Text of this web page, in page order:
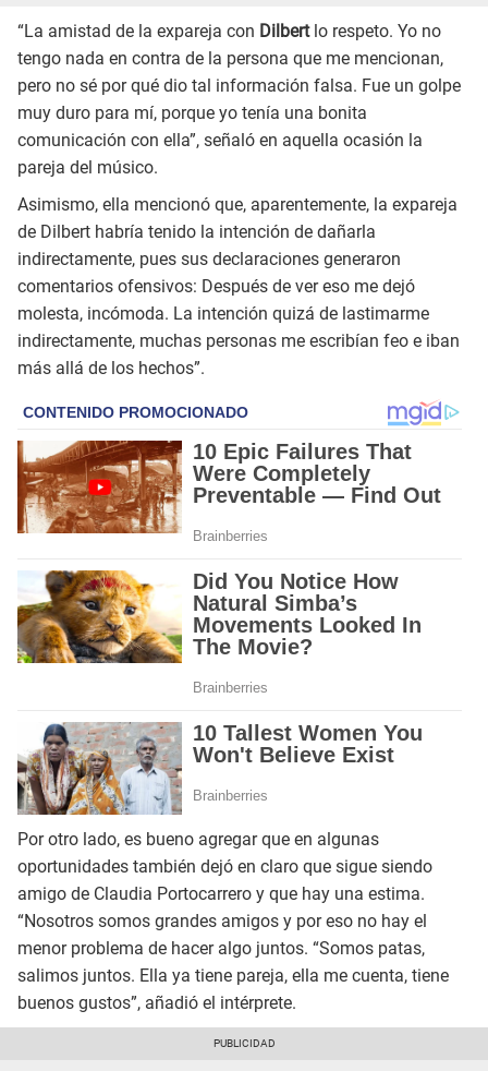
“La amistad de la expareja con Dilbertlo respeto. Yo no
tengo nada en contra de la persona que me mencionan,
pero no sé por qué dio tal información falsa. Fue un golpe
muy duro para mí, porque yo tenía una bonita
comunicación con ella”, señaló en aquella ocasión la
pareja del músico.
Asimismo, ella mencionó que, aparentemente, la expareja
de Dilbert habría tenido la intención de dañarla
indirectamente, pues sus declaraciones generaron
comentarios ofensivos: Después de ver eso me dejó
molesta, incómoda. La intención quizá de lastimarme
indirectamente, muchas personas me escribían feo e iban
más allá de los hechos”.
Por otro lado, es bueno agregar que en algunas
oportunidades también dejó en claro que sigue siendo
amigo de Claudia Portocarrero y que hay una estima.
“Nosotros somos grandes amigos y por eso no hay el
menor problema de hacer algo juntos. “Somos patas,
salimos juntos. Ella ya tiene pareja, ella me cuenta, tiene
buenos gustos”, añadió el intérprete.